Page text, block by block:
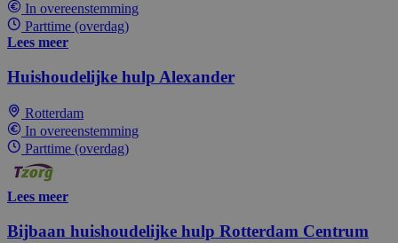
In overeenstemming
Parttime (overdag)
Lees meer
Huishoudelijke hulp Alexander
Rotterdam
In overeenstemming
Parttime (overdag)
Lees meer
Bijbaan huishoudelijke hulp Rotterdam Centrum